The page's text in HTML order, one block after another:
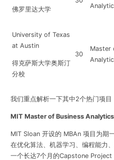
佛罗里达大学
University of Texas
at Austin
得克萨斯大学奥斯汀
分校
30
Master
我们重点解析一下其中2个热门项目
MIT Master of Business
MIT Sloan 开设的 MBAn 项目为期
在优化算法、机器学习、编程能力
一个长达7个月的Capstone